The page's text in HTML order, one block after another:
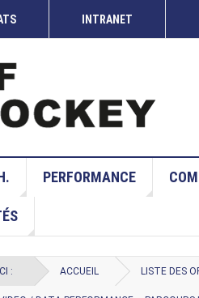
INTRANET
PERFORMANCE
: ACCUEIL LISTE DES